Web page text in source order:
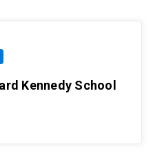
Kennedy School